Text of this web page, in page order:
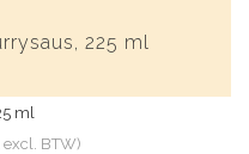
225 ml
ml
excl. BTW)